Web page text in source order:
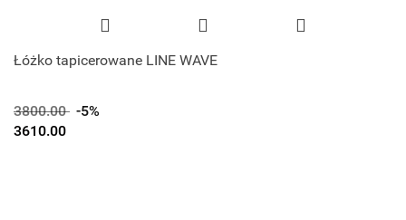
Łóżko tapicerowane LINE WAVE
3800.00 -5%
3610.00